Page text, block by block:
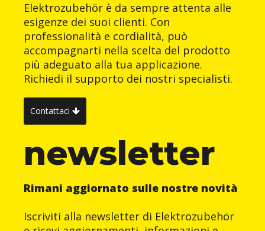
Elektrozubehör è da sempre attenta alle
esigenze dei suoi clienti. Con
professionalità e cordialità, può
accompagnarti nella scelta del prodotto
più adeguato alla tua applicazione.
Richiedi il supporto dei nostri specialisti.
Contattaci
newsletter
Rimani aggiornato sulle nostre novità
Iscriviti alla newsletter di Elektrozubehör